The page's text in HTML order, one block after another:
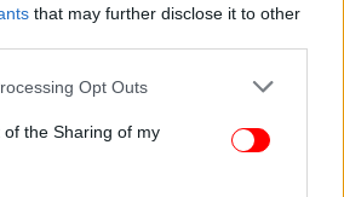
that may further disclose it to other
app uses one or more Google
or usage behaviour. You may click to
to Google and its third-party tags to
specified purposes in below Google
Opt Outs
the Sharing of my